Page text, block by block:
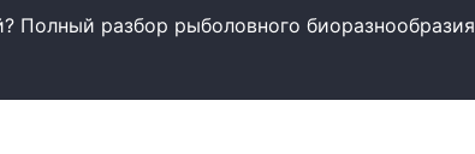
Полный разбор рыболовного биоразнообразия